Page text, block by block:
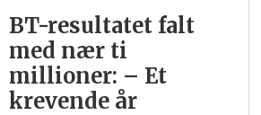
BT-resultatet falt
med nær ti
millioner: – Et
krevende år